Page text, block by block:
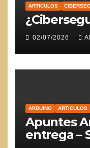
ARTICULOS
02/07/2026
ARDUINO ARTICULOS
Apuntes
entrega –